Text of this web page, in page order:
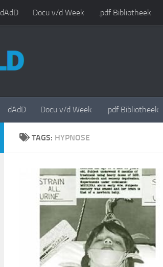
dAdD Docu v/d Week .pdf Bibliotheek
dAdD Docu v/d Week .pdf Bibliotheek
TAGS: HYPNOSE